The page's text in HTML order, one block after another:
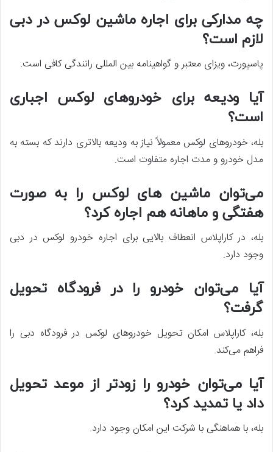
چه مدارکی برای اجاره ماشین لوکس در دبی
لازم است؟
پاسپورت، ویزای معتبر و گواهینامه بین المللی رانندگی کافی است.
آیا ودیعه برای خودروهای لوکس اجباری
است؟
بله، خودروهای لوکس معمولاً نیاز به ودیعه بالاتری دارند که بسته به
مدل خودرو و مدت اجاره متفاوت است.
می‌توان ماشین های لوکس را به صورت
هفتگی و ماهانه هم اجاره کرد؟
بله، در کاراپلاس انعطاف بالایی برای اجاره خودرو لوکس در دبی
وجود دارد.
آیا می‌توان خودرو را در فرودگاه تحویل
گرفت؟
بله، کاراپلاس امکان تحویل خودروهای لوکس در فرودگاه دبی را
فراهم می‌کند.
آیا می‌توان خودرو را زودتر از موعد تحویل
داد یا تمدید کرد؟
بله، با هماهنگی با شرکت این امکان وجود دارد.